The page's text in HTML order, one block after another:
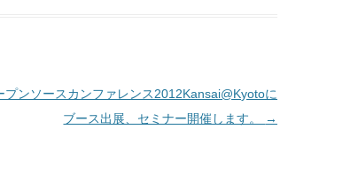
プンソースカンファレンス2012Kansai@Kyotoに
ブース出展、セミナー開催します。 →